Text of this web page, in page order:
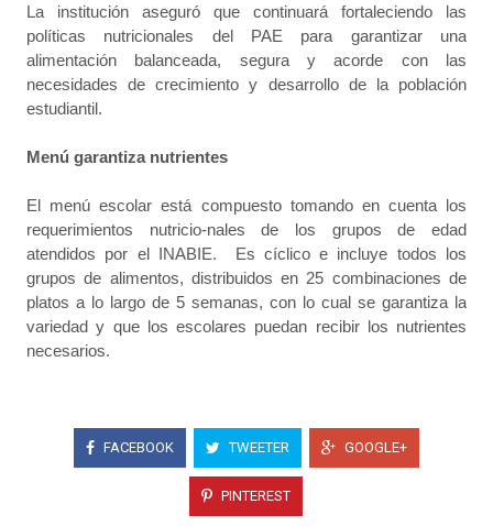
La institución aseguró que continuará fortaleciendo las
políticas nutricionales del PAE para garantizar una
alimentación balanceada, segura y acorde con las
necesidades de crecimiento y desarrollo de la población
estudiantil.
Menú garantiza nutrientes
El menú escolar está compuesto tomando en cuenta los
requerimientos nutricio-nales de los grupos de edad
atendidos por el INABIE. Es cíclico e incluye todos los
grupos de alimentos, distribuidos en 25 combinaciones de
platos a lo largo de 5 semanas, con lo cual se garantiza la
variedad y que los escolares puedan recibir los nutrientes
necesarios.
FACEBOOK TWEETER GOOGLE+
PINTEREST